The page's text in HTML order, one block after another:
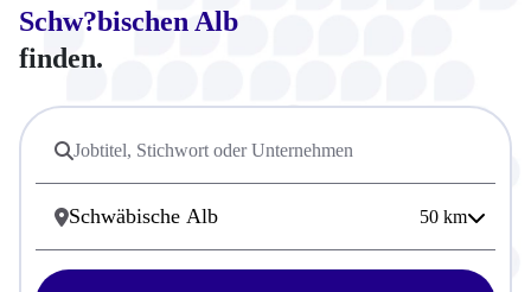
Schw?bischen Alb
finden.
50 km